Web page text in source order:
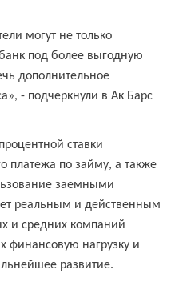
могут не только
под более выгодную
дополнительное
- подчеркнули в Ак Барс
ставки
платежа по займу, а также
заемными
реальным и действенным
и средних компаний
финансовую нагрузку и
развитие.